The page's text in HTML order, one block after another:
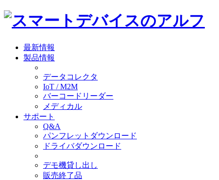
最新情報
製品情報
データコレクタ
IoT / M2M
バーコードリーダー
メディカル
サポート
Q&A
パンフレットダウンロード
ドライバダウンロード
デモ機貸し出し
販売終了品